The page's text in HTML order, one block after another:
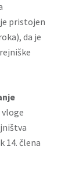
pristojen
da je
vloge
14. člena